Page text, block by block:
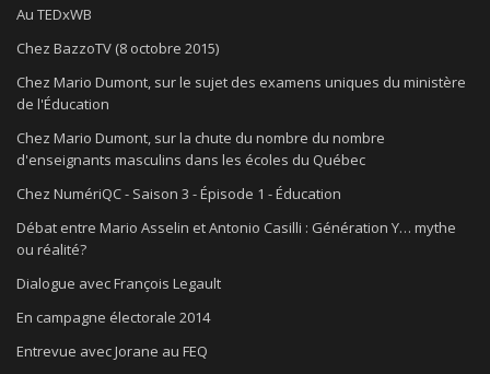
Au TEDxWB
Chez BazzoTV (8 octobre 2015)
Chez Mario Dumont, sur le sujet des examens uniques du ministère
de l'Éducation
Chez Mario Dumont, sur la chute du nombre du nombre
d'enseignants masculins dans les écoles du Québec
Chez NumériQC - Saison 3 - Épisode 1 - Éducation
Débat entre Mario Asselin et Antonio Casilli : Génération Y… mythe
ou réalité?
Dialogue avec François Legault
En campagne électorale 2014
Entrevue avec Jorane au FEQ